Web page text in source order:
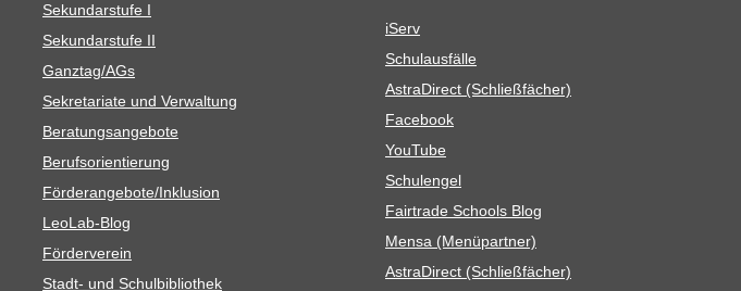
Sekun­dar­stufe I
Sekun­dar­stufe II
Ganztag/​​AGs
Sekre­ta­riate und Verwaltung
Bera­tungs­an­ge­bote
Berufs­ori­en­tie­rung
Förderangebote/​​Inklusion
Leo­Lab-Blog
För­der­ver­ein
Stadt- und Schulbibliothek
iServ
Schul­aus­fälle
Astra­Di­rect (Schließ­fä­cher)
Face­book
You­Tube
Schul­en­gel
Fair­trade Schools Blog
Mensa (Menü­part­ner)
Astra­Di­rect (Schließ­fä­cher)